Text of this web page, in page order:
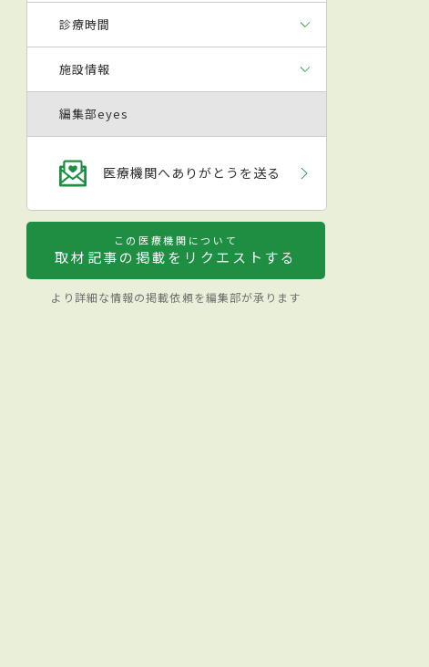
診療時間
施設情報
編集部eyes
医療機関へありがとうを送る
この医療機関について
取材記事の掲載をリクエストする
より詳細な情報の掲載依頼を編集部が承ります